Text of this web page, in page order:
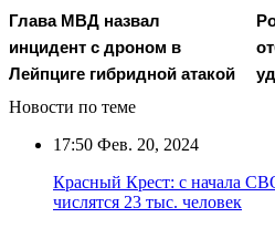
Глава МВД назвал
инцидент с дроном в
Лейпциге гибридной атакой
Новости по теме
17:50 Фев. 20, 2024
Красный Крест: с начала
числятся 23 тыс. человек